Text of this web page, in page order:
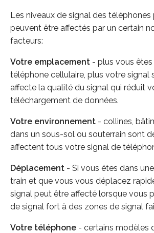
Les niveaux de signal des
peuvent être affectés par un certain
facteurs:
Votre emplacement - plus vous êtes
téléphone cellulaire, plus votre signal
affecte la qualité du signal qui réduit
téléchargement de données.
Votre environnement - collines,
dans un sous-sol ou souterrain sont
affectent tous votre signal de
Déplacement - Si vous êtes dans
train et que vous vous déplacez
signal peut être affecté lorsque vous
de signal fort à des zones de signal
Votre téléphone - certains modèles